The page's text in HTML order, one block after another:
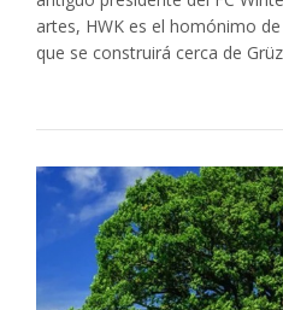
artes, HWK es el homónimo
que se construirá cerca de